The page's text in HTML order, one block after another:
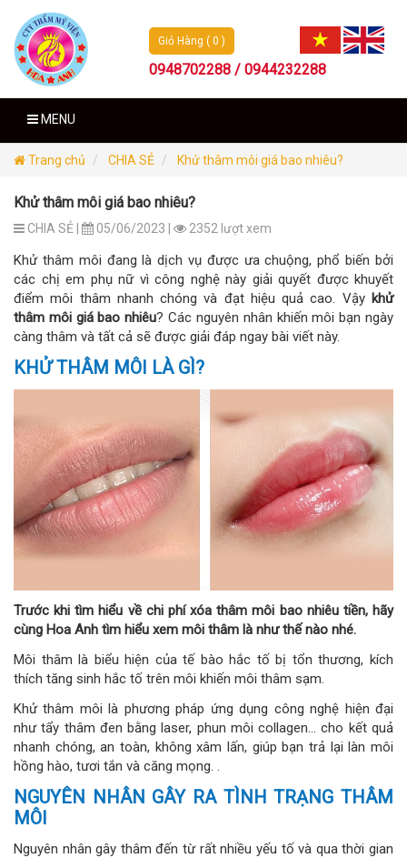
Giỏ Hàng ( 0 )
0948702288 / 0944232288
MENU
Trang chủ CHIA SẺ Khử thâm môi giá bao nhiêu?
Khử thâm môi giá bao nhiêu?
CHIA SẺ | 05/06/2023 | 2352 lượt xem
Khử thâm môi đang là dịch vụ được ưa chuộng, phổ biến bởi
các chị em phụ nữ vì công nghệ này giải quyết được khuyết
điểm môi thâm nhanh chóng và đạt hiệu quả cao. Vậy khử
thâm môi giá bao nhiêu? Các nguyên nhân khiến môi bạn ngày
càng thâm và tất cả sẽ được giải đáp ngay bài viết này.
KHỬ THÂM MÔI LÀ GÌ?
Trước khi tìm hiểu về chi phí xóa thâm môi bao nhiêu tiền, hãy
cùng Hoa Anh tìm hiểu xem môi thâm là như thế nào nhé.
Môi thâm là biểu hiện của tế bào hắc tố bị tổn thương, kích
thích tăng sinh hắc tố trên môi khiến môi thâm sạm.
Khử thâm môi là phương pháp ứng dụng công nghệ hiện đại
như tẩy thâm đen bằng laser, phun môi collagen… cho kết quả
nhanh chóng, an toàn, không xâm lấn, giúp bạn trả lại làn môi
hồng hào, tươi tắn và căng mọng. .
NGUYÊN NHÂN GÂY RA TÌNH TRẠNG THÂM
MÔI
Nguyên nhân gây thâm đến từ rất nhiều yếu tố và qua thời gian